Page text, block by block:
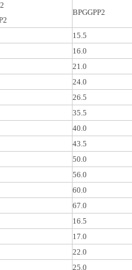
BPGGPP2
15.5
16.0
21.0
24.0
26.5
35.5
40.0
43.5
50.0
56.0
60.0
67.0
16.5
17.0
22.0
25.0